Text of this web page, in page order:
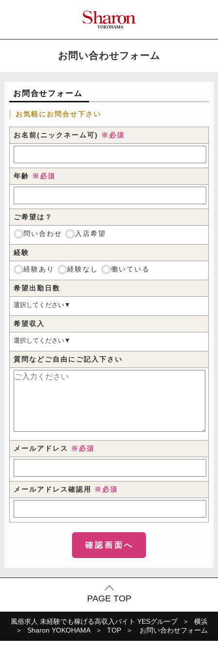
お問い合わせフォーム
お問合せフォーム
お気軽にお問合せ下さい
お名前(ニックネーム可) ※必須
年齢 ※必須
ご希望は？
問い合わせ 入店希望
経験
経験あり 経験なし 働いている
希望出勤日数
希望収入
質問などご自由にご記入下さい
メールアドレス ※必須
メールアドレス確認用 ※必須
PAGE TOP
風俗求人 未経験でも稼げる高収入バイト YESグループ
横浜
Sharon YOKOHAMA
TOP お問い合わせフォーム